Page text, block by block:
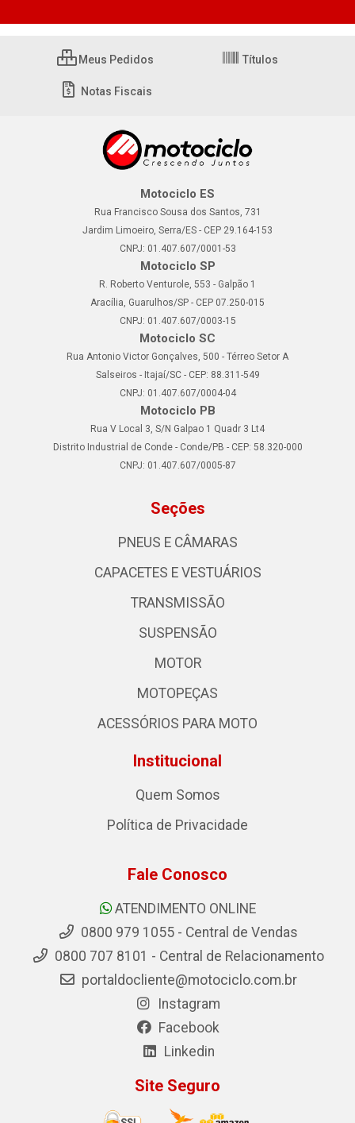
Meus Pedidos Títulos
Notas Fiscais
Motociclo ES
Rua Francisco Sousa dos Santos, 731
Jardim Limoeiro, Serra/ES - CEP 29.164-153
CNPJ: 01.407.607/0001-53
Motociclo SP
R. Roberto Venturole, 553 - Galpão 1
Aracília, Guarulhos/SP - CEP 07.250-015
CNPJ: 01.407.607/0003-15
Motociclo SC
Rua Antonio Victor Gonçalves, 500 - Térreo Setor A
Salseiros - Itajaí/SC - CEP: 88.311-549
CNPJ: 01.407.607/0004-04
Motociclo PB
Rua V Local 3, S/N Galpao 1 Quadr 3 Lt4
Distrito Industrial de Conde - Conde/PB - CEP: 58.320-000
CNPJ: 01.407.607/0005-87
Seções
PNEUS E CÂMARAS
CAPACETES E VESTUÁRIOS
TRANSMISSÃO
SUSPENSÃO
MOTOR
MOTOPEÇAS
ACESSÓRIOS PARA MOTO
Institucional
Quem Somos
Política de Privacidade
Fale Conosco
ATENDIMENTO ONLINE
0800 979 1055 - Central de Vendas
0800 707 8101 - Central de Relacionamento
portaldocliente@motociclo.com.br
Instagram
Facebook
Linkedin
Site Seguro